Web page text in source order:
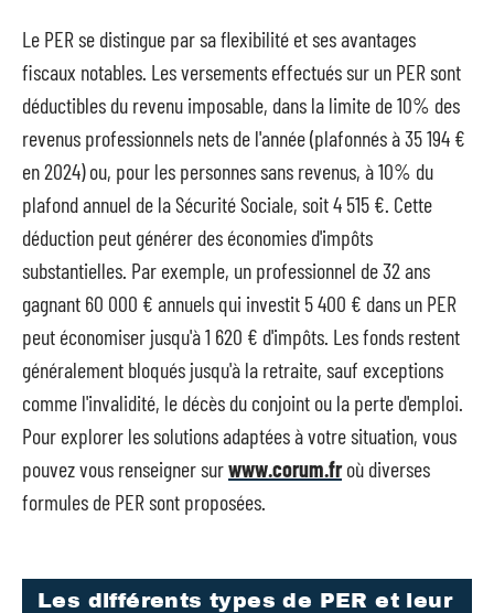
Le PER se distingue par sa flexibilité et ses avantages
fiscaux notables. Les versements effectués sur un PER sont
déductibles du revenu imposable, dans la limite de 10% des
revenus professionnels nets de l'année (plafonnés à 35 194 €
en 2024) ou, pour les personnes sans revenus, à 10% du
plafond annuel de la Sécurité Sociale, soit 4 515 €. Cette
déduction peut générer des économies d'impôts
substantielles. Par exemple, un professionnel de 32 ans
gagnant 60 000 € annuels qui investit 5 400 € dans un PER
peut économiser jusqu'à 1 620 € d'impôts. Les fonds restent
généralement bloqués jusqu'à la retraite, sauf exceptions
comme l'invalidité, le décès du conjoint ou la perte d'emploi.
Pour explorer les solutions adaptées à votre situation, vous
pouvez vous renseigner surwww.corum.froù diverses
formules de PER sont proposées.
Les différents types de PER et leur